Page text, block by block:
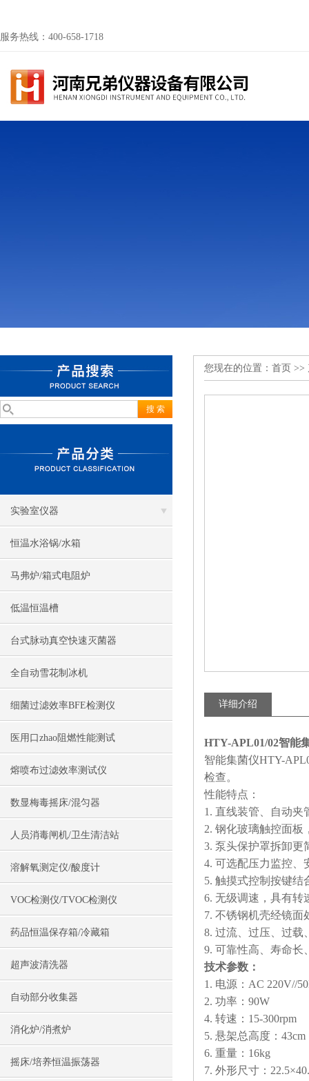
服务热线：400-658-1718
实验室仪器
恒温水浴锅/水箱
马弗炉/箱式电阻炉
低温恒温槽
台式脉动真空快速灭菌器
全自动雪花制冰机
细菌过滤效率BFE检测仪
医用口zhao阻燃性能测试
熔喷布过滤效率测试仪
数显梅毒摇床/混匀器
人员消毒闸机/卫生清洁站
溶解氧测定仪/酸度计
VOC检测仪/TVOC检测仪
药品恒温保存箱/冷藏箱
超声波清洗器
自动部分收集器
消化炉/消煮炉
摇床/培养恒温振荡器
您现在的位置： 首页 >>
详细介绍
HTY-APL01/02智能
智能集菌仪HTY-
检查。
性能特点：
1. 直线装管、自动
2. 钢化玻璃触控面板
3. 泵头保护罩拆卸更
4. 可选配压力监控、
5. 触摸式控制按键
6. 无级调速，具有转
7. 不锈钢机壳经镜面
8. 过流、过压、过载
9. 可靠性高、寿命长
技术参数：
1. 电源：AC 220V//
2. 功率：90W
4. 转速：15-300rpm
5. 悬架总高度：43cm
6. 重量：16kg
7. 外形尺寸：